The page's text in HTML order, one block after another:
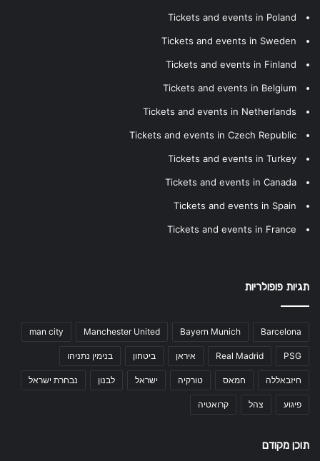
Tickets and events in Poland
Tickets and events in Sweden
Tickets and events in Finland
Tickets and events in Belgium
Tickets and events in Netherlands
Tickets and events in Czech Republic
Tickets and events in Turkey
Tickets and events in Canada
Tickets and events in Spain
Tickets and events in France
תגיות פופולריות
Barcelona
Bayern Munich
Manchester United
man city
PSG
Real Madrid איראן ביטחון בנימין נתניהו
חיזבאללה חמאס טורקיה ישראל לבנון נבחרת ישראל
פיגוע צהל קרואטיה
תוכן מקודם